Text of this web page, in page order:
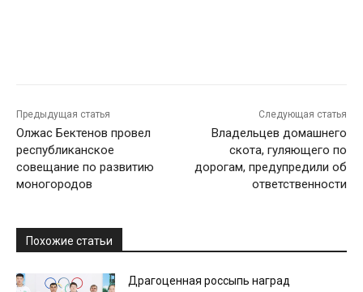
Предыдущая статья
Олжас Бектенов провел
республиканское
совещание по развитию
моногородов
Следующая статья
Владельцев домашнего
скота, гуляющего по
дорогам, предупредили об
ответственности
Похожие статьи
Драгоценная россыпь наград